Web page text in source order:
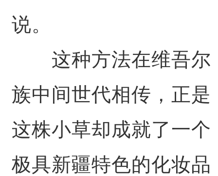
说。
这种方法在维吾尔
族中间世代相传，正是
这株小草却成就了一个
极具新疆特色的化妆品